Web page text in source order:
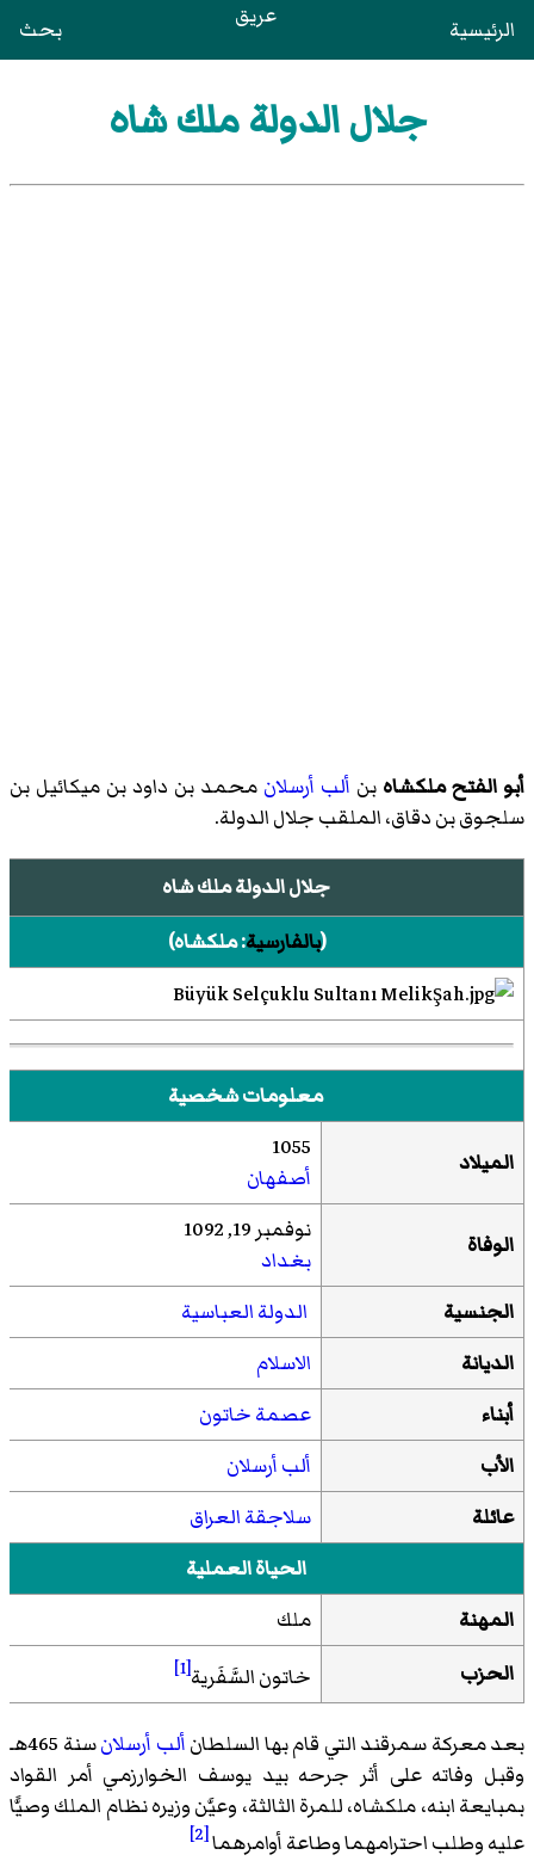
الرئيسية عريق بحث
جلال الدولة ملك شاه
أبو الفتح ملكشاه بن ألب أرسلان محمد بن داود بن ميكائيل بن
سلجوق بن دقاق، الملقب جلال الدولة.
جلال الدولة ملك شاه
(بالفارسية:ملكشاه)‏
معلومات شخصية
الميلاد
1055
أصفهان
الوفاة
نوفمبر 19, 1092
بغداد
الجنسية
الدولة العباسية
الديانة
الاسلام
أبناء
عصمة خاتون
الأب
ألب أرسلان
عائلة
سلاجقة العراق
الحياة العملية
المهنة
ملك
الحزب
خاتون السَّفَرية[1]
بعد معركة سمرقند التي قام بها السلطانألب أرسلان
سنة 465هـ
وقبل وفاته على أثر جرحه بيد يوسف الخوارزمي أمر القواد
بمبايعة ابنه، ملكشاه، للمرة الثالثة، وعيَّن وزيره نظام الملك وصيًّا
عليه وطلب احترامهما وطاعة أوامرهما[2]